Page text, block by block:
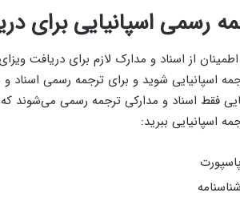
رسمی اسپانیایی برای
اطمینان از اسناد و مدارک لازم برای دریافت
اسپانیایی شوید و برای ترجمه رسمی اسناد و
فقط اسناد و مدارکی ترجمه رسمی می‌شوند که
اسپانیایی ببرید:
پاسپورت
شناسنامه